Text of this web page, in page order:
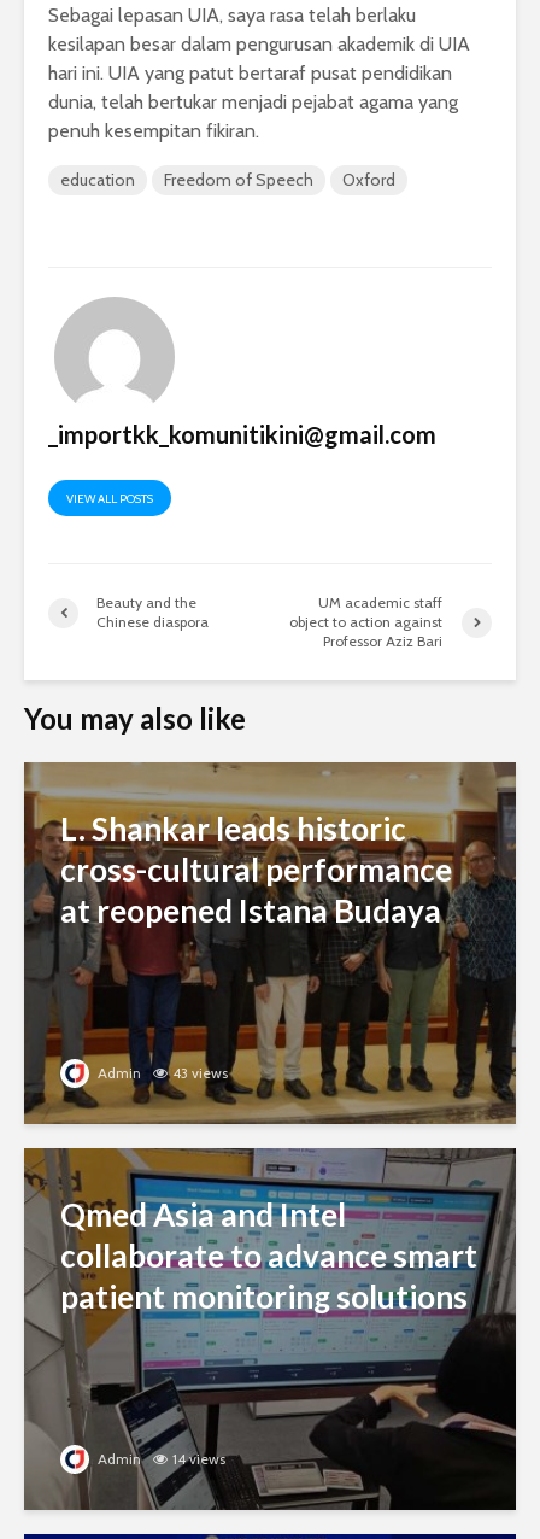
Sebagai lepasan UIA, saya rasa telah berlaku
kesilapan besar dalam pengurusan akademik di UIA
hari ini. UIA yang patut bertaraf pusat pendidikan
dunia, telah bertukar menjadi pejabat agama yang
penuh kesempitan fikiran.
education Freedom of Speech Oxford
_importkk_komunitikini@gmail.com
VIEW ALL POSTS
Beauty and the
Chinese diaspora
UM academic staff
object to action against
Professor Aziz Bari
You may also like
L. Shankar leads historic
cross-cultural performance
at reopened Istana Budaya
Admin 43 views
Qmed Asia and Intel
collaborate to advance smart
patient monitoring solutions
Admin 14 views